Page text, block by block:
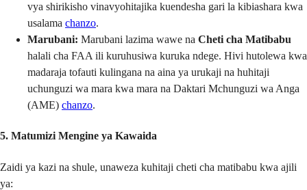
vya shirikisho vinavyohitajika kuendesha gari la kibiashara kwa
usalama chanzo.
Marubani: Marubani lazima wawe na Cheti cha Matibabu
halali cha FAA ili kuruhusiwa kuruka ndege. Hivi hutolewa kwa
madaraja tofauti kulingana na aina ya urukaji na huhitaji
uchunguzi wa mara kwa mara na Daktari Mchunguzi wa Anga
(AME) chanzo.
5. Matumizi Mengine ya Kawaida
Zaidi ya kazi na shule, unaweza kuhitaji cheti cha matibabu kwa ajili
ya: